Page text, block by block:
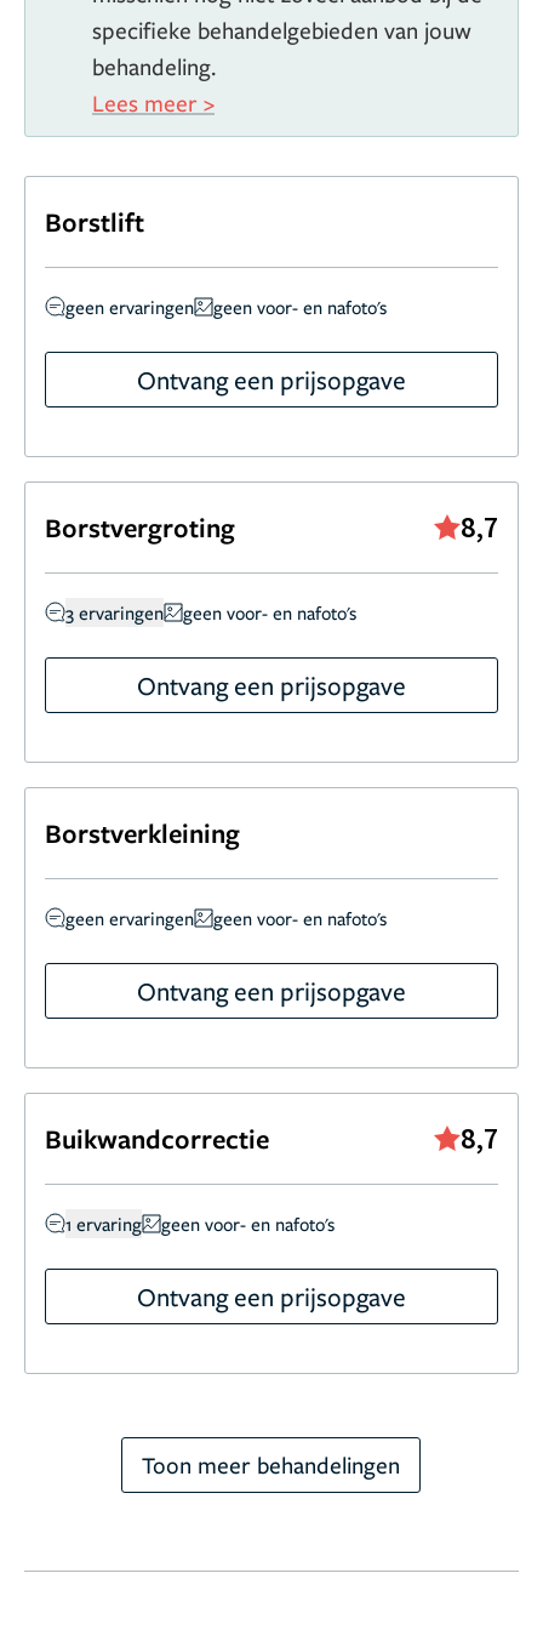
van een consultafspraak of bel 076 - 542 31 54.Thijs de
Wit is lid van de Nederlandse Vereniging voor Plastische
Chirurgie
specifieke behandelgebieden van jouw
behandeling.
Lees meer >
Borstlift
geen ervaringen geen voor- en nafoto's
Ontvang een prijsopgave
Borstvergroting 8,7
3 ervaringen geen voor- en nafoto's
Ontvang een prijsopgave
Borstverkleining
geen ervaringen geen voor- en nafoto's
Ontvang een prijsopgave
Buikwandcorrectie 8,7
1 ervaring geen voor- en nafoto's
Ontvang een prijsopgave
Toon meer behandelingen